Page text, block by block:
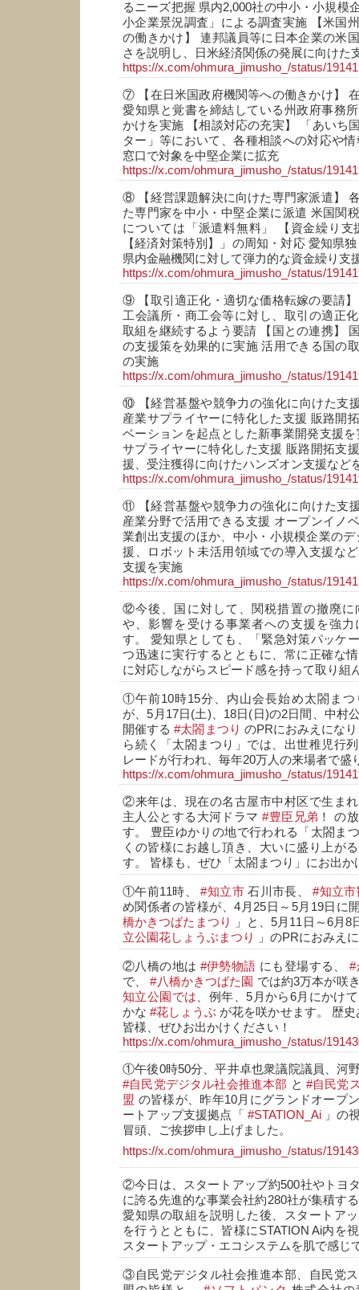
るニーズ把握 県内2,000社の中小・小規模
小企業景況調査」による調査実施 【米国
の働きかけ】 連邦議員等に日本企業の米
さを説明し、日米経済関係の発展に向けた
https://x.com/ohmura_jimusho_/status/
⑦ 【在日米国政府機関等への働きかけ】
愛知県と覚書を締結している州政府事務
かけを実施 【相談対応の充実】 「あいち
ター」等において、各種相談への対応や
窓口で対象を中堅企業に拡充
https://x.com/ohmura_jimusho_/status/
⑧ 【経営課題解決に向けた専門家派遣】
た専門家を中小・中堅企業に派遣 米国関
については「派遣料無料」 【資金繰り支
【経済対策特別】」の周知・対応 愛知県
県内金融機関に対して弾力的な資金繰り支
https://x.com/ohmura_jimusho_/status/
⑨ 【取引適正化・適切な価格転嫁の要請
工会議所・商工会等に対し、取引の適正
取組を継続するよう要請 【国との連携】
の支援策を効果的に実施 活用できる国の
の実施
https://x.com/ohmura_jimusho_/status/
⑩ 【経営基盤や競争力の強化に向けた
産業サプライヤーに特化した支援 販路開
ベーションを起点とした新事業開発支援
サプライヤーに特化した支援 販路開拓支
援、受注獲得に向けたハンズオン支援など
https://x.com/ohmura_jimusho_/status/
⑪ 【経営基盤や競争力の強化に向けた
産業分野で活用できる支援 オープンイノ
業創出支援のほか、中小・小規模企業の
援、ロボット未活用領域での導入支援な
支援を実施
https://x.com/ohmura_jimusho_/status/
⑫今後、国に対して、関税措置の撤廃に
や、影響を受ける事業者への支援を強
す。 愛知県としても、「緊急対策パッケ
つ迅速に実行するとともに、常に正確な
に対応しながらスピード感を持って取り組
①午前10時15分、内山会長始め太閤まつ
が、5月17日(土)、18日(日)の2日間、中村
開催する#太閤まつり のPRにおみえにな
ら続く「太閤まつり」では、出世稚児行
レードが行われ、毎年20万人の来場者で盛
https://x.com/ohmura_jimusho_/status/
②来年は、現在の名古屋市中村区で生ま
主人公とする大河ドラマ#豊臣兄弟 ！ の
す。 豊臣ゆかりの地で行われる「太閤ま
くの皆様にお越し頂き、大いに盛り上が
す。 皆様も、ぜひ「太閤まつり」にお出か
①午前11時、#知立市石川市長、#知立
め関係者の皆様が、4月25日～5月19日に
橋かきつばたまつり
」と、5月11日～6月
立公園花しょうぶまつり
」のPRにおみえ
②八橋の地は #伊勢物語 にも登場する、#
で、#八橋かきつばた園 では約3万本が咲
知立公園では 、例年、5月から6月にかけ
かな#花しょうぶ が花を咲かせます。 歴
皆様、ぜひお出かけください！
https://x.com/ohmura_jimusho_/status/
①午後0時50分、平井卓也衆議院議員、河
#自民党デジタル社会推進本部 と #自民党
盟 の皆様が、昨年10月にグランドオープ
ートアップ支援拠点「 #STATION_Ai」の
冒頭、ご挨拶申し上げました。
https://x.com/ohmura_jimusho_/status/
②今日は、スタートアップ約500社やトヨ
に誇る先進的な事業会社約280社が集積す
愛知県の取組を説明した後、スタートア
を行うとともに、皆様にSTATION Ai内を
スタートアップ・エコシステムを肌で感じ
③自民党デジタル社会推進本部、自民党